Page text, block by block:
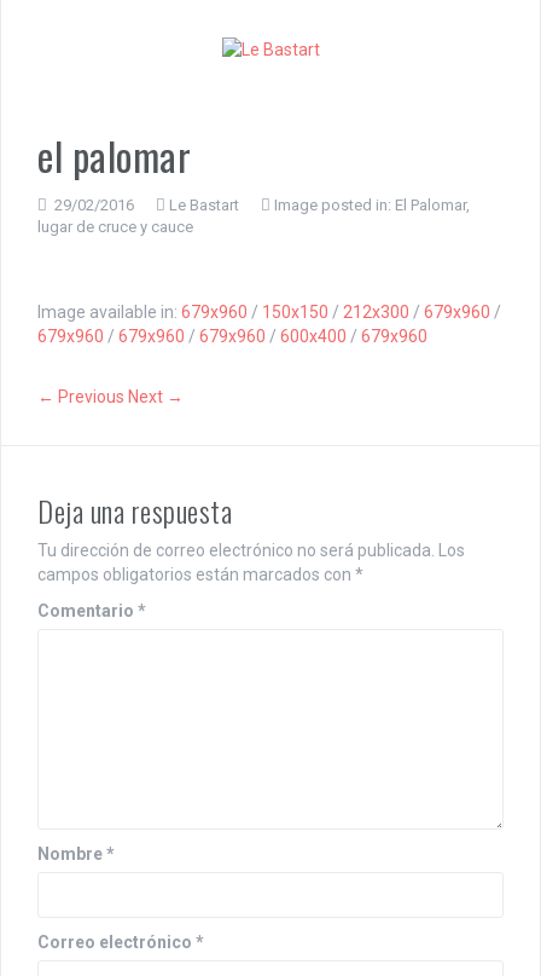
el palomar
29/02/2016 Le Bastart Image posted in: El Palomar,
lugar de cruce y cauce
Image available in: 679x960 / 150x150 / 212x300 / 679x960 /
679x960 / 679x960 / 679x960 / 600x400 / 679x960
← Previous Next →
Deja una respuesta
Tu dirección de correo electrónico no será publicada. Los
campos obligatorios están marcados con *
Comentario *
Nombre*
Correo electrónico *